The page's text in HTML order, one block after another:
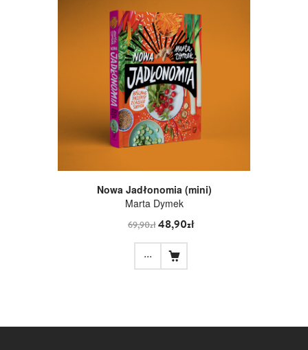
Nowa Jadłonomia (mini)
Marta Dymek
69,90zł48,90zł
...